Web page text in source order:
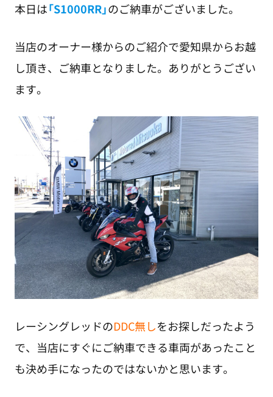
本日は「S1000RR」のご納車がございました。
当店のオーナー様からのご紹介で愛知県からお越
し頂き、ご納車となりました。ありがとうござい
ます。
レーシングレッドのDDC無しをお探しだったよう
で、当店にすぐにご納車できる車両があったこと
も決め手になったのではないかと思います。